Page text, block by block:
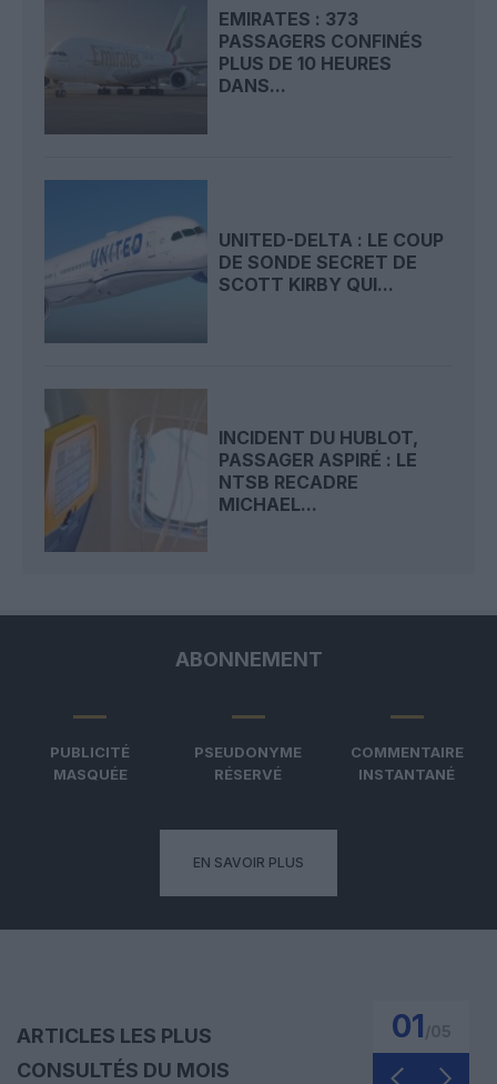
EMIRATES : 373
PASSAGERS CONFINÉS
PLUS DE 10 HEURES
DANS...
UNITED-DELTA : LE COUP
DE SONDE SECRET DE
SCOTT KIRBY QUI...
INCIDENT DU HUBLOT,
PASSAGER ASPIRÉ : LE
NTSB RECADRE
MICHAEL...
ABONNEMENT
PUBLICITÉ
MASQUÉE
PSEUDONYME
RÉSERVÉ
COMMENTAIRE
INSTANTANÉ
EN SAVOIR PLUS
ARTICLES LES PLUS
CONSULTÉS DU MOIS
01